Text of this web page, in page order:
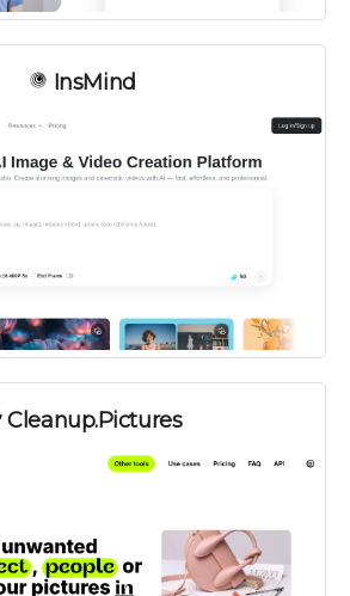
InsMind
Cleanup.pictures